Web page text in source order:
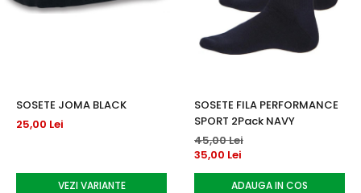
SOSETE JOMA BLACK
25,00 Lei
VEZI VARIANTE
SOSETE FILA PERFORMANCE
SPORT 2Pack NAVY
45,00 Lei
35,00 Lei
ADAUGA IN COS